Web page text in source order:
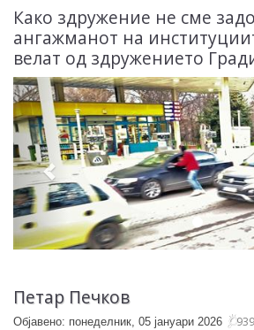
Како здружение не сме
ангажманот на
велат од здружението
Петар Печков
Објавено: понеделник, 05 јануари 2026 939